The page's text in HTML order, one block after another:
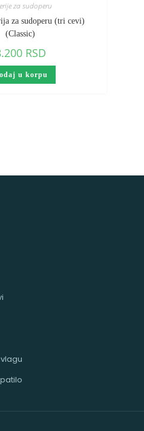
za sudoperu
za sudoperu (tri cevi)
(Classic)
RSD
u korpu